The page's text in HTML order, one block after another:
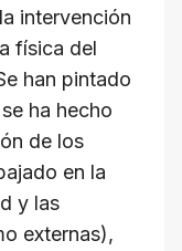
intervención
física del
han pintado
ha hecho
de los
en la
y las
externas),